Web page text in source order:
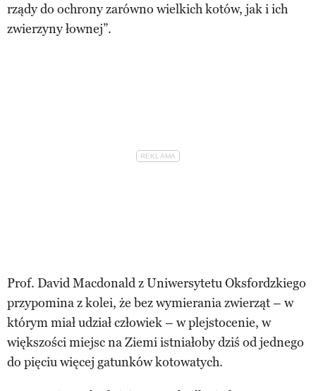
rządy do ochrony zarówno wielkich kotów, jak i ich
zwierzyny łownej”.
Prof. David Macdonald z Uniwersytetu Oksfordzkiego
przypomina z kolei, że bez wymierania zwierząt – w
którym miał udział człowiek – w plejstocenie, w
większości miejsc na Ziemi istniałoby dziś od jednego
do pięciu więcej gatunków kotowatych.